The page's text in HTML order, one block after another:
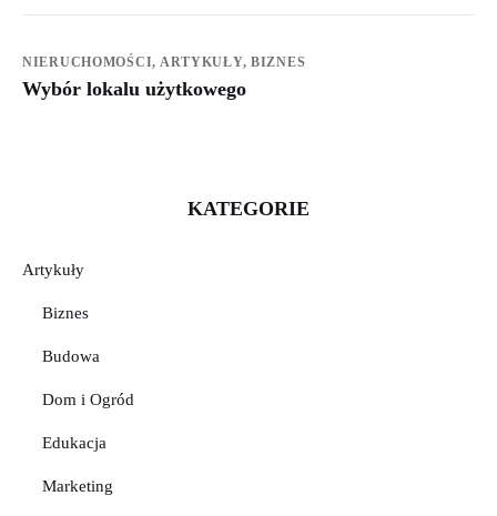
NIERUCHOMOŚCI, ARTYKUŁY,BIZNES
Wybór lokalu użytkowego
KATEGORIE
Artykuły
Biznes
Budowa
Dom i Ogród
Edukacja
Marketing